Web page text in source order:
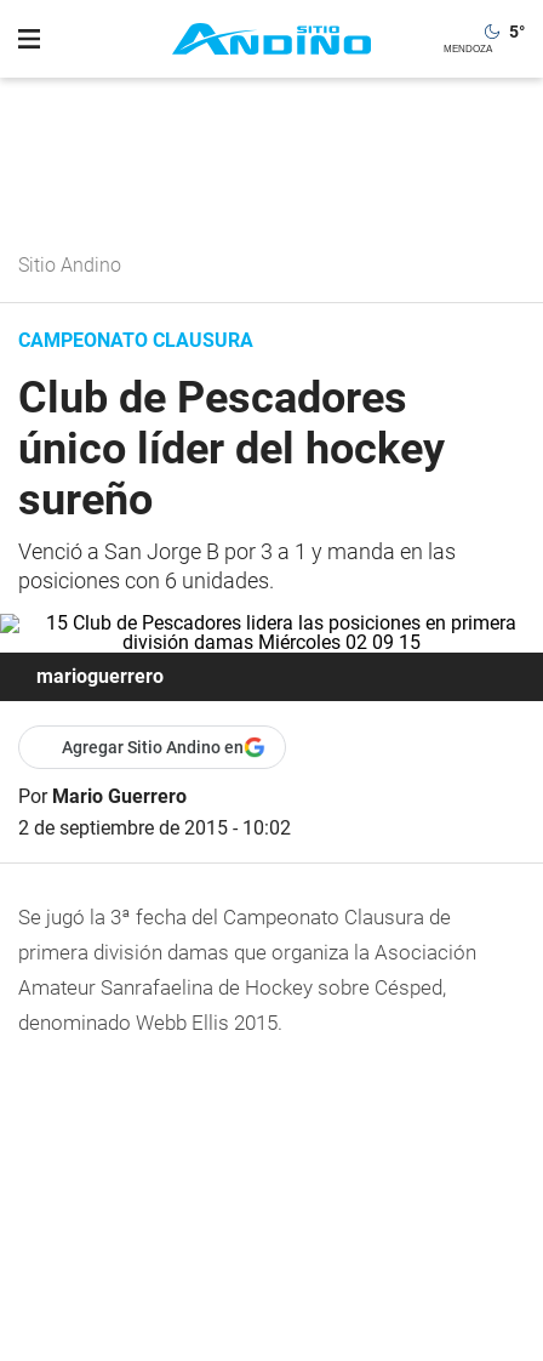
5°
Sitio Andino
CAMPEONATO CLAUSURA
Club de Pescadores
único líder del hockey
sureño
Venció a San Jorge B por 3 a 1 y manda en las
posiciones con 6 unidades.
marioguerrero
Agregar Sitio Andino en
Por Mario Guerrero
2 de septiembre de 2015 - 10:02
Se jugó la 3ª fecha del Campeonato Clausura de
primera división damas que organiza la Asociación
Amateur Sanrafaelina de Hockey sobre Césped,
denominado Webb Ellis 2015.